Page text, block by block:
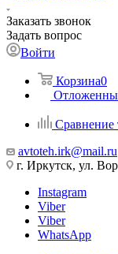
Заказать звонок
Задать вопрос
Войти
Корзина0
Сравнение
avtoteh.irk@mail.ru
г. Иркутск, ул.
Instagram
Viber
Viber
WhatsApp